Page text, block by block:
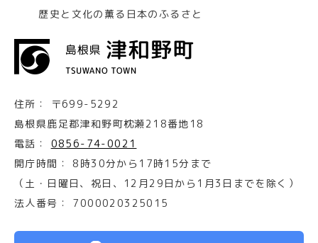
歴史と文化の薫る日本のふるさと
住所：
〒699-5292
島根県鹿足郡津和野町枕瀬218番地18
電話：
0856-74-0021
開庁時間：
8時30分から17時15分まで
（土・日曜日、祝日、12月29日から1月3日までを除く）
法人番号：
7000020325015